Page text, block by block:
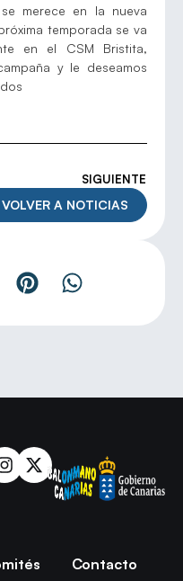
merece en la nueva
temporada se va
en el CSM Bristita,
y le deseamos
SIGUIENTE
VOLVER A NOTICIAS
Contacto